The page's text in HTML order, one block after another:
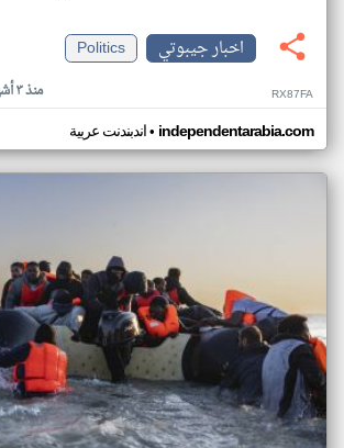
اخبار جيبوتي
Politics
منذ ٣ أشهر RX87FA
اندبندنت عربية• independentarabia.com